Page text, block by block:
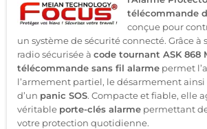
télécommande
conçue pour
un système de sécurité connecté. Grâce à
radio sécurisée à code tournant ASK 868
télécommande sans fil alarme permet
l’armement partiel, le désarmement ainsi
d’un panic SOS. Compacte et fiable, elle
véritable porte-clés alarme permettant
votre protection quotidienne.